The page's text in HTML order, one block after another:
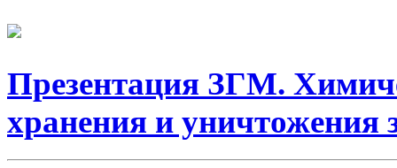
Презентация ЗГМ.
хранения и уничтожения